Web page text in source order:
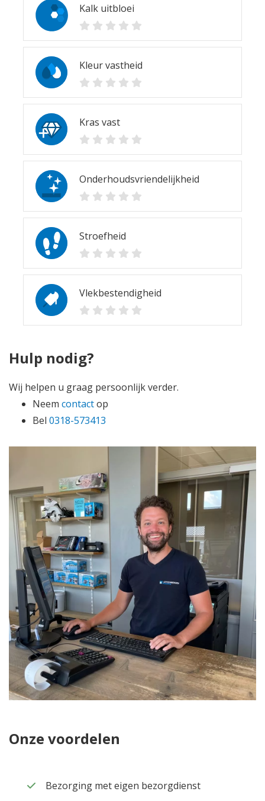
Kalk uitbloei
Kleur vastheid
Kras vast
Onderhoudsvriendelijkheid
Stroefheid
Vlekbestendigheid
Hulp nodig?
Wij helpen u graag persoonlijk verder.
Neem contactop
Bel 0318-573413
Onze voordelen
Bezorging met eigen bezorgdienst